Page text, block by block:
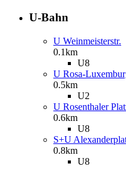
U-Bahn
U Weinmeisterstr.
0.1km
U8
U Rosa-
0.5km
U2
U Rosenthaler
0.6km
U8
S+U
0.8km
U8